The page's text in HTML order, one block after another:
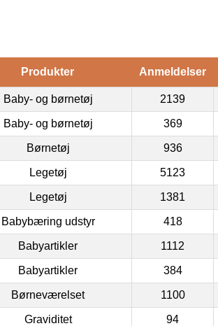
Produkter Anmeldelser
Baby- og børnetøj 2139
Baby- og børnetøj 369
Børnetøj 936
Legetøj 5123
Legetøj 1381
Babybæring udstyr 418
Babyartikler 1112
Babyartikler 384
Børneværelset 1100
Graviditet 94